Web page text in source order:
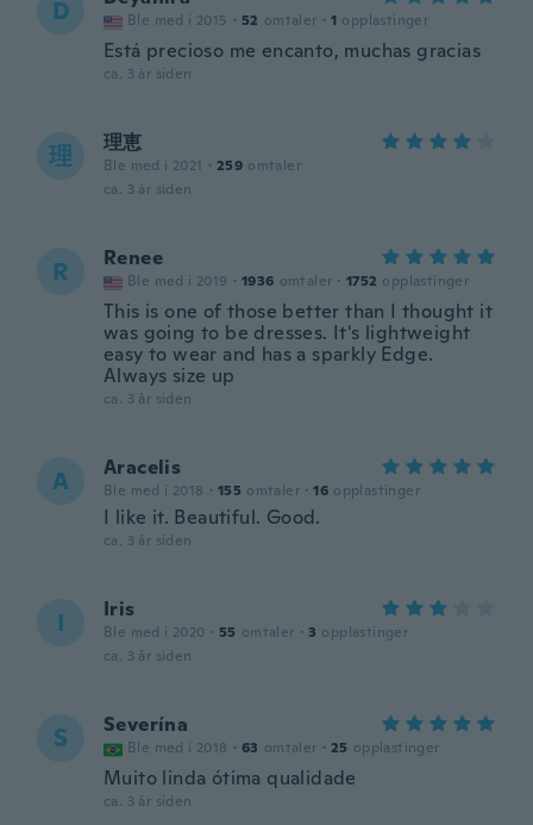
D Ble med i 2015 · 52 omtaler · 1 opplastinger
Está precioso me encanto, muchas gracias
ca. 3 år siden
理 理恵
Ble med i 2021 · 259 omtaler
ca. 3 år siden
R Renee
Ble med i 2019 · 1936 omtaler · 1752 opplastinger
This is one of those better than I thought it
was going to be dresses. It's lightweight
easy to wear and has a sparkly Edge.
Always size up
ca. 3 år siden
A Aracelis
Ble med i 2018 · 155 omtaler · 16 opplastinger
I like it. Beautiful. Good.
ca. 3 år siden
I Iris
Ble med i 2020 · 55 omtaler · 3 opplastinger
ca. 3 år siden
S Severína
Ble med i 2018 · 63 omtaler · 25 opplastinger
Muito linda ótima qualidade
ca. 3 år siden